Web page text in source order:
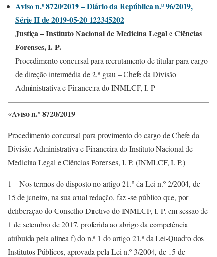
Aviso n.º 8720/2019 – Diário da República n.º 96/2019,
Série II de 2019-05-20 122345202
Justiça – Instituto Nacional de Medicina Legal e Ciências
Forenses, I. P.
Procedimento concursal para recrutamento de titular para cargo
de direção intermédia de 2.º grau – Chefe da Divisão
Administrativa e Financeira do INMLCF, I. P.
«Aviso n.º 8720/2019
Procedimento concursal para provimento do cargo de Chefe da
Divisão Administrativa e Financeira do Instituto Nacional de
Medicina Legal e Ciências Forenses, I. P. (INMLCF, I. P.)
1 – Nos termos do disposto no artigo 21.º da Lei n.º 2/2004, de
15 de janeiro, na sua atual redação, faz -se público que, por
deliberação do Conselho Diretivo do INMLCF, I. P. em sessão de
1 de setembro de 2017, proferida ao abrigo da competência
atribuída pela alínea f) do n.º 1 do artigo 21.º da Lei-Quadro dos
Institutos Públicos, aprovada pela Lei n.º 3/2004, de 15 de